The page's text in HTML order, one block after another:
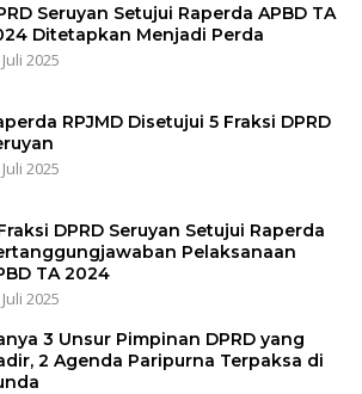
Seruyan Setujui Raperda APBD TA
Ditetapkan Menjadi Perda
2025
RPJMD Disetujui 5 Fraksi DPRD
2025
DPRD Seruyan Setujui Raperda
Pelaksanaan
TA 2024
2025
3 Unsur Pimpinan DPRD yang
2 Agenda Paripurna Terpaksa di